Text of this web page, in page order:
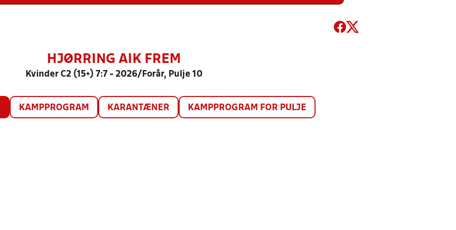
HJØRRING AIK FREM
Kvinder C2 (15+) 7:7 - 2026/Forår, Pulje 10
KAMPPROGRAM KARANTÆNER KAMPPROGRAM FOR PULJE